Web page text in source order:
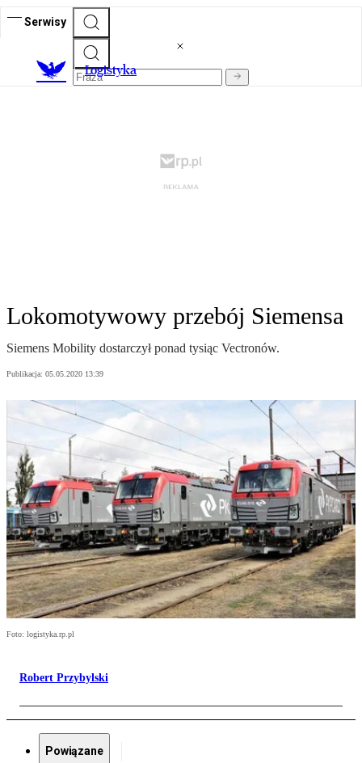
Serwisy
Logistyka
Lokomotywowy przebój Siemensa
Siemens Mobility dostarczył ponad tysiąc Vectronów.
Publikacja: 05.05.2020 13:39
Foto: logistyka.rp.pl
Robert Przybylski
Powiązane